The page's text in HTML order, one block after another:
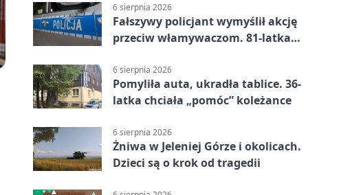
6 sierpnia 2026
Fałszywy policjant wymyślił akcję
przeciw włamywaczom. 81-latka
6 sierpnia 2026
Pomyliła auta, ukradła tablice. 36-
latka chciała „pomóc” koleżance
6 sierpnia 2026
Żniwa w Jeleniej Górze i okolicach.
Dzieci są o krok od tragedii